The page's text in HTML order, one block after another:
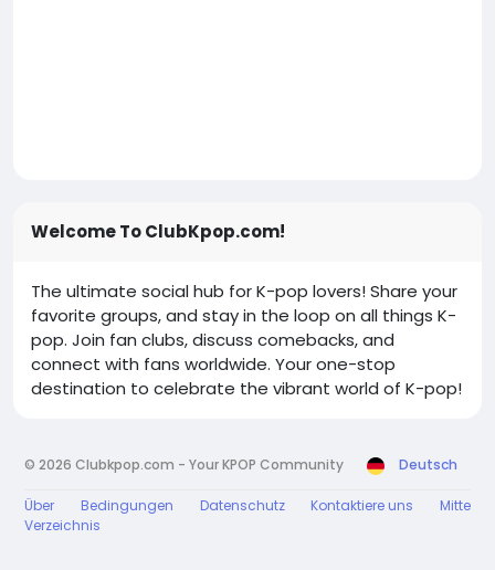
Welcome To ClubKpop.com!
The ultimate social hub for K-pop lovers! Share your
favorite groups, and stay in the loop on all things K-
pop. Join fan clubs, discuss comebacks, and
connect with fans worldwide. Your one-stop
destination to celebrate the vibrant world of K-pop!
© 2026 Clubkpop.com - Your KPOP Community Deutsch
Über Bedingungen Datenschutz Kontaktiere uns
Mitte
Verzeichnis